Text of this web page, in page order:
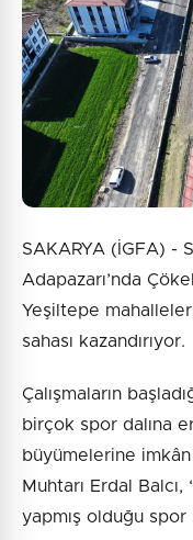
SAKARYA (İGFA) -
Adapazarı’nda
Yeşiltepe
sahası kazandırıyor.
Çalışmaların
birçok spor dalına
büyümelerine
Muhtarı Erdal Balcı,
yapmış olduğu spor